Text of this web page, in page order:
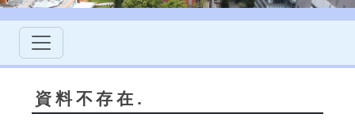
資料不存在.